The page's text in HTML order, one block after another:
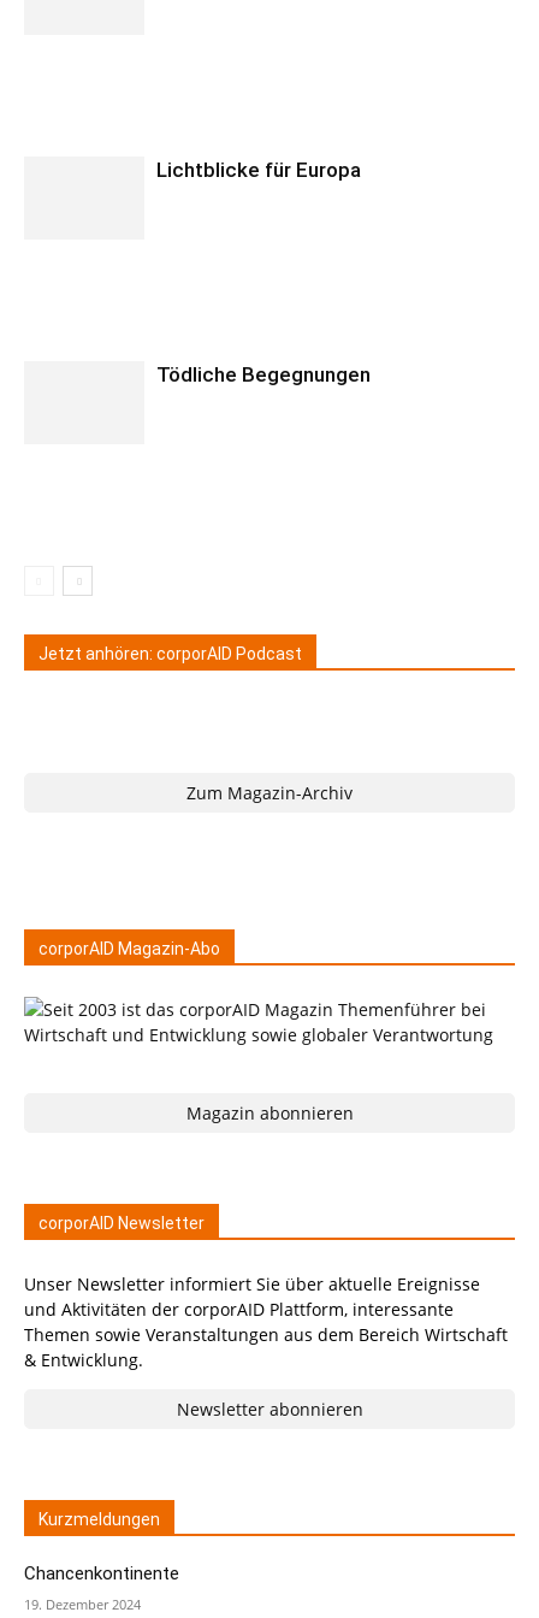
Lichtblicke für Europa
Tödliche Begegnungen
Jetzt anhören: corporAID Podcast
Zum Magazin-Archiv
corporAID Magazin-Abo
Magazin abonnieren
corporAID Newsletter
Unser Newsletter informiert Sie über aktuelle Ereignisse
und Aktivitäten der corporAID Plattform, interessante
Themen sowie Veranstaltungen aus dem Bereich Wirtschaft
& Entwicklung.
Newsletter abonnieren
Kurzmeldungen
Chancenkontinente
19. Dezember 2024